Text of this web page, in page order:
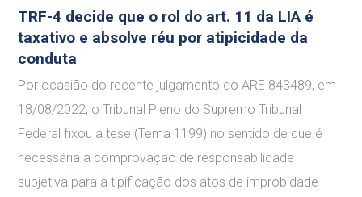
TRF-4 decide que o rol do art. 11 da LIA é
taxativo e absolve réu por atipicidade da
conduta
Por ocasião do recente julgamento do ARE 843489, em
18/08/2022, o Tribunal Pleno do Supremo Tribunal
Federal fixou a tese (Tema 1199) no sentido de que é
necessária a comprovação de responsabilidade
subjetiva para a tipificação dos atos de improbidade